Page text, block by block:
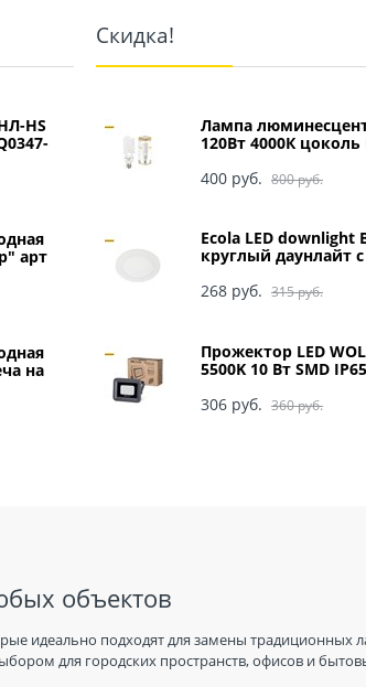
HS
арт
на
Скидка!
Лампа
120Вт 4000К цоколь
800 руб.
400 руб.
Ecola LED
круглый даунлайт
315 руб.
268 руб.
Прожектор LED
5500K 10 Вт SMD
360 руб.
306 руб.
объектов
идеально подходят для замены традиционных
для городских пространств, офисов и